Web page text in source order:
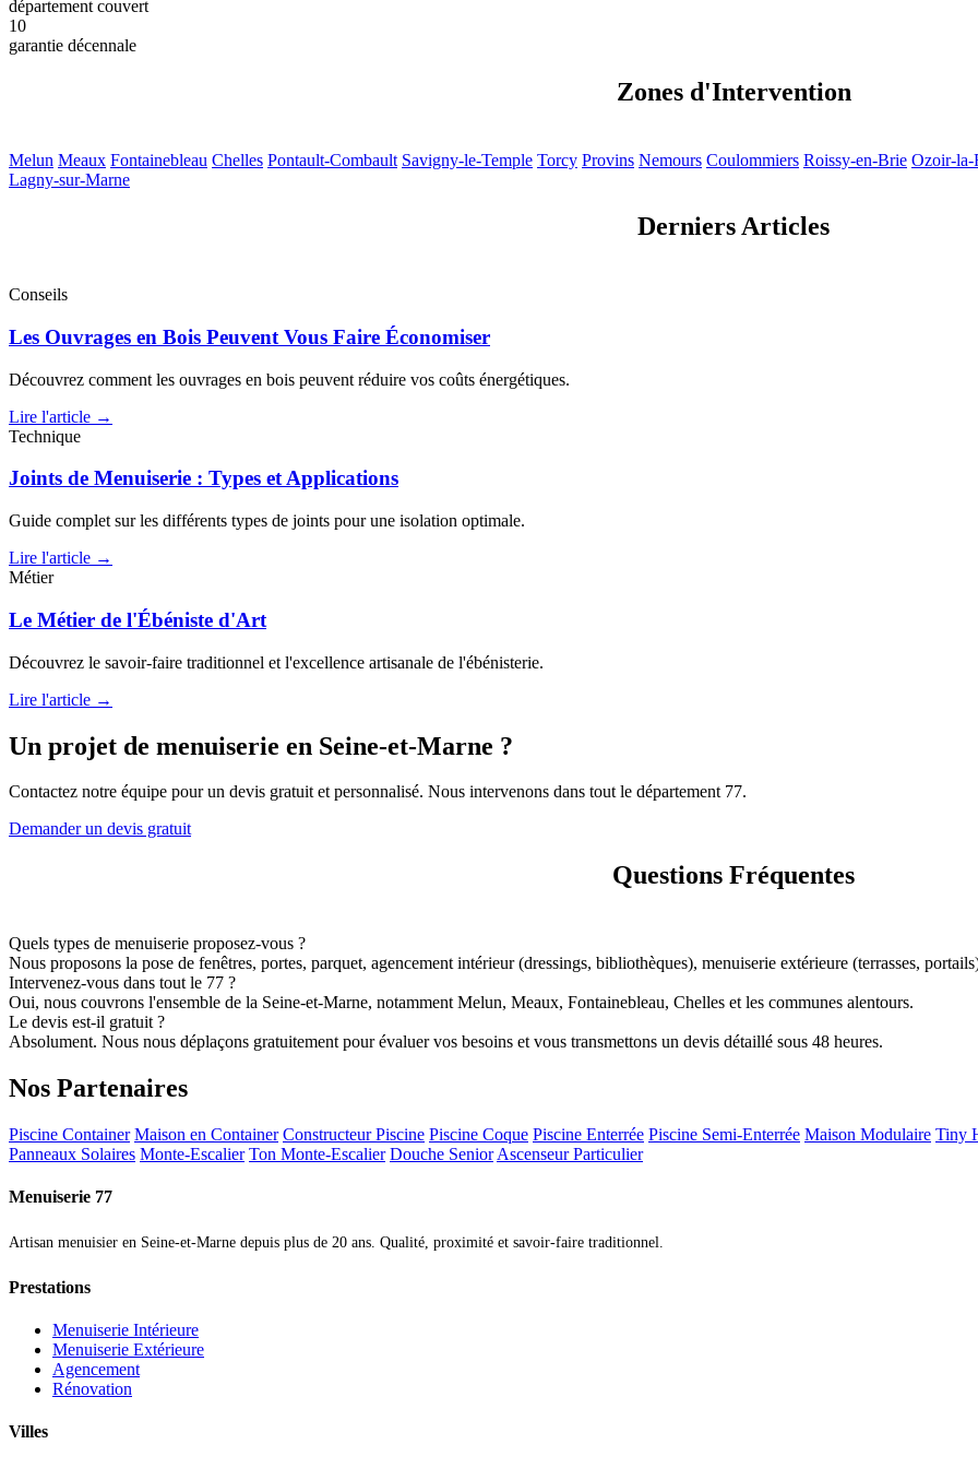
département couvert
10
garantie décennale
Zones d'Intervention
Melun Meaux Fontainebleau Chelles Pontault-Combault Savigny-le-Temple Torcy Provins Nemours Coulommiers Roissy-en-Brie Ozoir-la-
Lagny-sur-Marne
Derniers Articles
Conseils
Les Ouvrages en Bois Peuvent Vous Faire Économiser
Découvrez comment les ouvrages en bois peuvent réduire vos coûts énergétiques.
Lire l'article →
Technique
Joints de Menuiserie : Types et Applications
Guide complet sur les différents types de joints pour une isolation optimale.
Lire l'article →
Métier
Le Métier de l'Ébéniste d'Art
Découvrez le savoir-faire traditionnel et l'excellence artisanale de l'ébénisterie.
Lire l'article →
Un projet de menuiserie en Seine-et-Marne ?
Contactez notre équipe pour un devis gratuit et personnalisé. Nous intervenons dans tout le département 77.
Demander un devis gratuit
Questions Fréquentes
Quels types de menuiserie proposez-vous ?
Nous proposons la pose de fenêtres, portes, parquet, agencement intérieur (dressings, bibliothèques), menuiserie extérieure (terrasses,
Intervenez-vous dans tout le 77 ?
Oui, nous couvrons l'ensemble de la Seine-et-Marne, notamment Melun, Meaux, Fontainebleau, Chelles et les communes alentours.
Le devis est-il gratuit ?
Absolument. Nous nous déplaçons gratuitement pour évaluer vos besoins et vous transmettons un devis détaillé sous 48 heures.
Nos Partenaires
Piscine Container Maison en Container Constructeur Piscine Piscine Coque Piscine Enterrée Piscine Semi-Enterrée Maison Modulaire Tiny
Panneaux Solaires Monte-Escalier Ton Monte-Escalier Douche Senior Ascenseur Particulier
Menuiserie 77
Artisan menuisier en Seine-et-Marne depuis plus de 20 ans. Qualité, proximité et savoir-faire traditionnel.
Prestations
Menuiserie Intérieure
Menuiserie Extérieure
Agencement
Rénovation
Villes